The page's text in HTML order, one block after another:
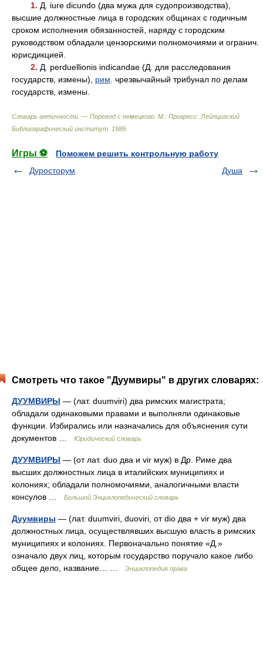
1. Д. iure dicundo (два мужа для судопроизводства),
высшие должностные лица в городских общинах с годичным
сроком исполнения обязанностей, наряду с городским
руководством обладали цензорскими полномочиями и огранич.
юрисдикцией.
2. Д. perduellionis indicandae (Д. для расследования
государств, измены), рим . чрезвычайный трибунал по делам
государств, измены.
Словарь античности. — Перевод с немецкого. М.: Прогресс Лейпцигский
Библиографический институт 1989
Игры ⚽
Поможем решить контрольную работу
Дуросторум
Душа
Смотреть что такое "Дуумвиры" в других словарях:
ДУУМВИРЫ — (лат. duumviri) два римских магистрата;
обладали одинаковыми правами и выполняли одинаковые
функции. Избирались или назначались для объяснения сути
документов …
Юридический словарь
ДУУМВИРЫ — (от лат. duo два и vir муж) в Др. Риме два
высших должностных лица в италийских муниципиях и
колониях; обладали полномочиями, аналогичными власти
консулов …
Большой Энциклопедический словарь
Дуумвиры — (лат. duumviri, duoviri, от dio два + vir муж) два
должностных лица, осуществлявших высшую власть в римских
муниципиях и колониях. Первоначально понятие «Д.»
означало двух лиц, которым государство поручало какое либо
общее дело, название… …
Энциклопедия права